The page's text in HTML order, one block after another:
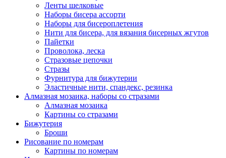
Ленты шелковые
Наборы бисера ассорти
Наборы для бисероплетения
Нити для бисера, для вязания бисерных жгутов
Пайетки
Проволока, леска
Стразовые цепочки
Стразы
Фурнитура для бижутерии
Эластичные нити, спандекс, резинка
Алмазная мозаика, наборы со стразами
Алмазная мозаика
Картины co стразами
Бижутерия
Броши
Рисование по номерам
Картины по номерам